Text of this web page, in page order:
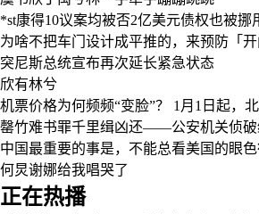
*st康得10议案均被否2亿美元债权也被挪
为啥不把车门设计成平推的，来预防「开
突尼斯总统宣布再次延长紧急状态
欣有林兮
机票价格为何频频“变脸”？
1月1日起，
罄竹难书罪千里缉凶还——公安机关侦破
中国最重要的事是，不能总看美国的眼
何炅谢娜给我唱哭了
正在热播